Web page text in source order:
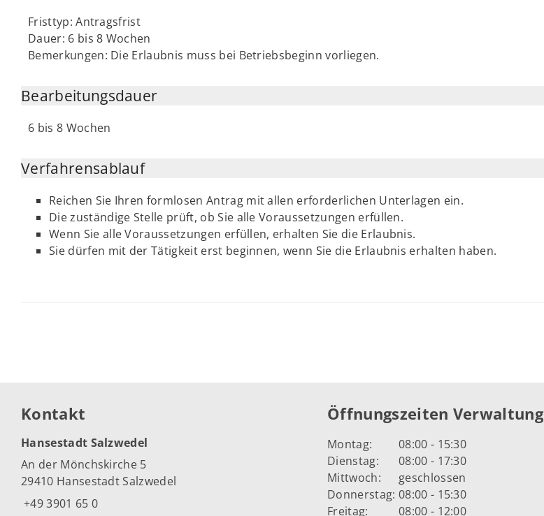
Fristtyp: Antragsfrist
Dauer: 6 bis 8 Wochen
Bemerkungen: Die Erlaubnis muss bei Betriebsbeginn vorliegen.
Bearbeitungsdauer
6 bis 8 Wochen
Verfahrensablauf
Reichen Sie Ihren formlosen Antrag mit allen erforderlichen Unterlagen ein.
Die zuständige Stelle prüft, ob Sie alle Voraussetzungen erfüllen.
Wenn Sie alle Voraussetzungen erfüllen, erhalten Sie die Erlaubnis.
Sie dürfen mit der Tätigkeit erst beginnen, wenn Sie die Erlaubnis erhalten haben.
Kontakt
Hansestadt Salzwedel
An der Mönchskirche 5
29410 Hansestadt Salzwedel
+49 3901 65 0
Öffnungszeiten Verwaltung
Montag:
08:00 - 15:30
Dienstag:
08:00 - 17:30
Mittwoch:
geschlossen
Donnerstag: 08:00 - 15:30
Freitag:
08:00 - 12:00